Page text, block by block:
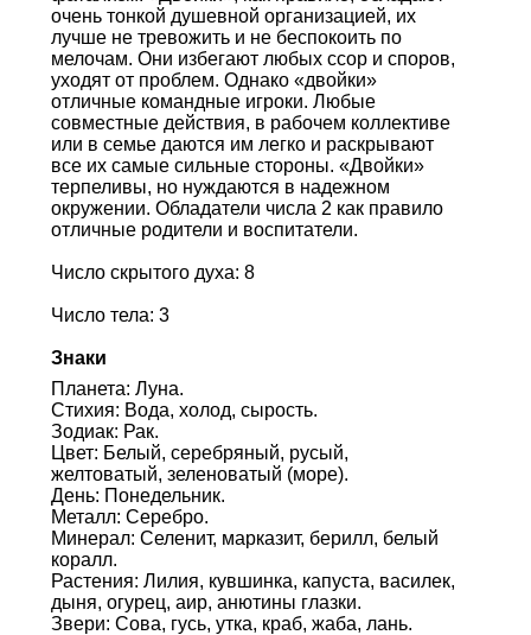
очень тонкой душевной организацией, их
лучше не тревожить и не беспокоить по
мелочам. Они избегают любых ссор и споров,
уходят от проблем. Однако «двойки»
отличные командные игроки. Любые
совместные действия, в рабочем коллективе
или в семье даются им легко и раскрывают
все их самые сильные стороны. «Двойки»
терпеливы, но нуждаются в надежном
окружении. Обладатели числа 2 как правило
отличные родители и воспитатели.
Число скрытого духа: 8
Число тела: 3
Знаки
Планета: Луна.
Стихия: Вода, холод, сырость.
Зодиак: Рак.
Цвет: Белый, серебряный, русый,
желтоватый, зеленоватый (море).
День: Понедельник.
Металл: Серебро.
Минерал: Селенит, марказит, берилл, белый
коралл.
Растения: Лилия, кувшинка, капуста, василек,
дыня, огурец, аир, анютины глазки.
Звери: Сова, гусь, утка, краб, жаба, лань.